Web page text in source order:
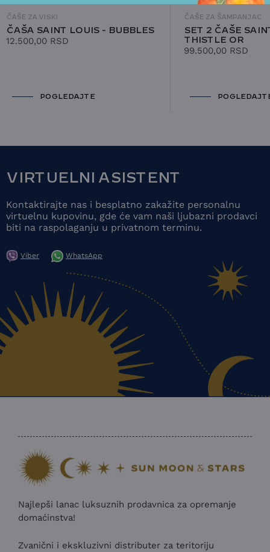
ČAŠE ZA VISKI
ČAŠA SAINT LOUIS - BUBBLES
12.500,00 RSD
POGLEDAJTE
ČAŠE ZA ŠAMPANJAC
SET 2 ČAŠE
THISTLE OR
99.500,00 RSD
VIRTUELNI ASISTENT
Kontaktirajte nas i besplatno zakažite personalnu
virtuelnu kupovinu, gde će vam naši ljubazni prodavci
biti na raspolaganju u privatnom terminu.
Viber WhatsApp
Najlepši lanac luksuznih prodavnica za opremanje
domaćinstva!
Zvanični i ekskluzivni distributer za teritoriju